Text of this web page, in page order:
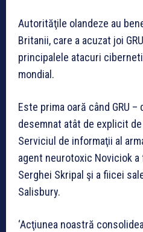
Autorităţile olandeze au
Britanii, care a acuzat joi
principalele atacuri
mondial.
Este prima oară când GRU
desemnat atât de explicit
Serviciul de informaţii al
agent neurotoxic Noviciok
Serghei Skripal şi a fiicei
Salisbury.
‘Acţiunea noastră